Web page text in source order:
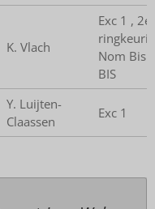
K. Vlach
Exc 1 , 2e
Nom Bis
BIS
Y. Luijten-
Claassen
Exc 1